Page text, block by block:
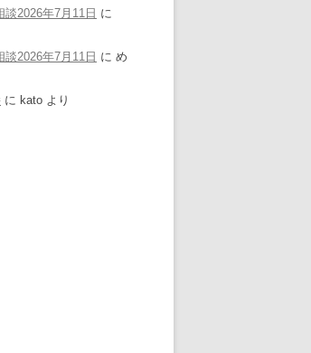
2026年7月11日 に
2026年7月11日 に め
に kato より